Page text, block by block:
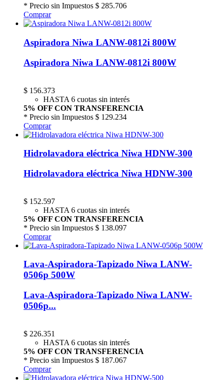
* Precio sin Impuestos $ 285.706
Comprar
Aspiradora Niwa LANW-0812i 800W
Aspiradora Niwa LANW-0812i 800W
$ 156.373
HASTA 6 cuotas sin interés
5% OFF CON TRANSFERENCIA
* Precio sin Impuestos $ 129.234
Comprar
Hidrolavadora eléctrica Niwa HDNW-300
Hidrolavadora eléctrica Niwa HDNW-300
$ 152.597
HASTA 6 cuotas sin interés
5% OFF CON TRANSFERENCIA
* Precio sin Impuestos $ 138.097
Comprar
Lava-Aspiradora-Tapizado Niwa LANW-
0506p 500W
Lava-Aspiradora-Tapizado Niwa LANW-
0506p...
$ 226.351
HASTA 6 cuotas sin interés
5% OFF CON TRANSFERENCIA
* Precio sin Impuestos $ 187.067
Comprar